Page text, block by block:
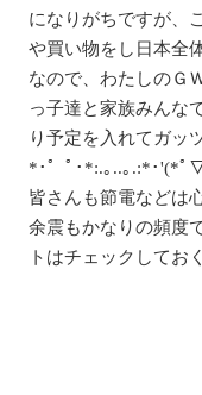
になりがちですが、
や買い物をし日本全
なので、わたしのＧ
っ子達と家族みんな
り予定を入れてガッ
*･゜ﾟ･*:.｡..｡.:*･'(*ﾟ
皆さんも節電などは
余震もかなりの頻度
トはチェックしてお